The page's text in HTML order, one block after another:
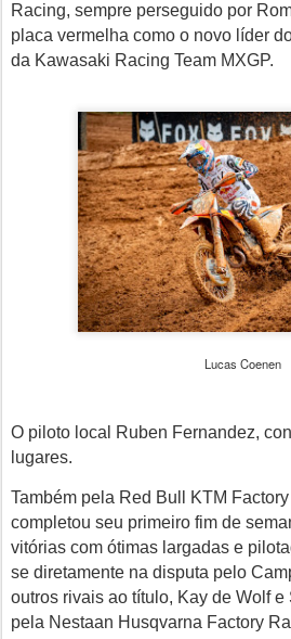
Racing, sempre perseguido por
placa vermelha como o novo líder
da Kawasaki Racing Team MXGP.
Lucas Coenen
O piloto local Ruben Fernandez,
lugares.
Também pela Red Bull KTM
completou seu primeiro fim de
vitórias com ótimas largadas e
se diretamente na disputa pelo
outros rivais ao título, Kay de Wolf
pela Nestaan ​​Husqvarna Factory